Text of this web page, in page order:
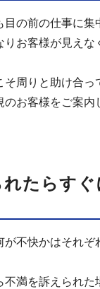
目の前の仕事に集
お客様が見えな
そ周りと助け合っ
のお客様をご案内
たらすぐ
が不快かはそれぞ
不満を訴えられた